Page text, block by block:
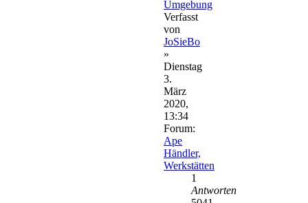
Umgebung
Verfasst
von
JoSieBo
»
Dienstag
3.
März
2020,
13:34
Forum:
Ape
Händler,
Werkstätten
1
Antworten